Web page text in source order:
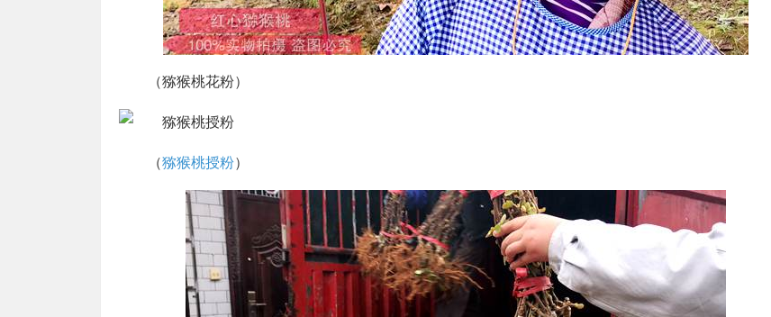
（猕猴桃花粉）
（猕猴桃授粉）